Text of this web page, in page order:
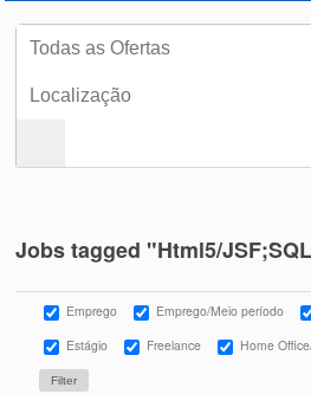
Jobs tagged "Html5/
Emprego Emprego/Meio período
Estágio
Freelance Home